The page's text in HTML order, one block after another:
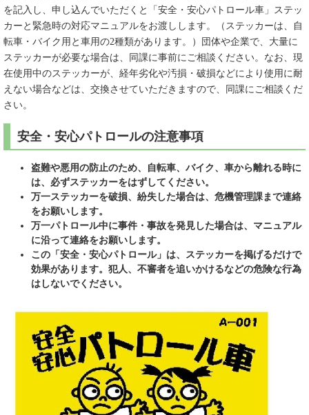
を記入し、申し込んでいただくと「安全・安心パトロール車」ステッ
カーと緊急時の対応マニュアルをお渡しします。（ステッカーは、自
転車・バイク用と車用の2種類があります。）団体や企業で、大量に
ステッカーが必要な場合は、同課に事前にご相談ください。なお、現
在使用中のステッカーが、経年劣化や汚損・破損などにより使用に耐
えない場合などは、交換させていただきますので、同課にご相談くだ
さい。
安全・安心パトロールの注意事項
盗難や悪用の防止のため、自転車、バイク、車から離れる時に
は、必ずステッカーをはずしてください。
万一ステッカーを破損、紛失した場合は、危機管理課まで連絡
をお願いします。
万一パトロール中に事件・事故を発見した場合は、マニュアル
に沿って連絡をお願いします。
この「安全・安心パトロール」は、ステッカーを掲げるだけで
効果があります。犯人、不審者を追いかけるなどの危険な行為
はしないでください。